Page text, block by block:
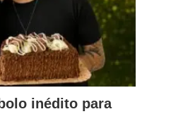
inédito para